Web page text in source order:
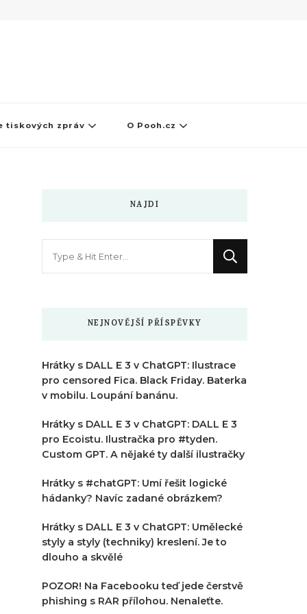
tiskových zpráv O Pooh.cz
NAJDI
NEJNOVĚJŠÍ PŘÍSPĚVKY
Hrátky s DALL E 3 v ChatGPT: Ilustrace
pro censored Fica. Black Friday. Baterka
v mobilu. Loupání banánu.
Hrátky s DALL E 3 v ChatGPT: DALL E 3
pro Ecoistu. Ilustračka pro #tyden.
Custom GPT. A nějaké ty další ilustračky
Hrátky s #chatGPT: Umí řešit logické
hádanky? Navíc zadané obrázkem?
Hrátky s DALL E 3 v ChatGPT: Umělecké
styly a styly (techniky) kreslení. Je to
dlouho a skvělé
POZOR! Na Facebooku teď jede čerstvě
phishing s RAR přílohou. Nenaleťte.